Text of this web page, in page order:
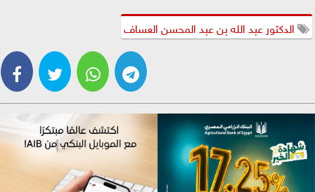
الدكتور عبد الله بن عبد المحسن العساف